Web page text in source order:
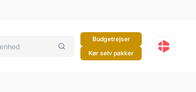
Budgetrejser
Kør selv pakker